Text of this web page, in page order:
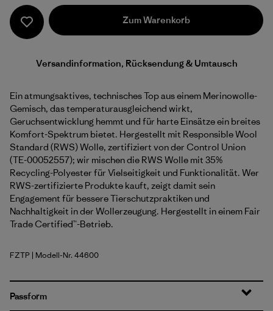
Zum Warenkorb
Versandinformation, Rücksendung & Umtausch
Ein atmungsaktives, technisches Top aus einem Merinowolle-
Gemisch, das temperaturausgleichend wirkt,
Geruchsentwicklung hemmt und für harte Einsätze ein breites
Komfort-Spektrum bietet. Hergestellt mit Responsible Wool
Standard (RWS) Wolle, zertifiziert von der Control Union
(TE-00052557); wir mischen die RWS Wolle mit 35%
Recycling-Polyester für Vielseitigkeit und Funktionalität. Wer
RWS-zertifizierte Produkte kauft, zeigt damit sein
Engagement für bessere Tierschutzpraktiken und
Nachhaltigkeit in der Wollerzeugung. Hergestellt in einem Fair
Trade Certified™-Betrieb.
Fitz Roy Strata: Shroom Taupe
FZTP | Modell-Nr. 44600
Passform